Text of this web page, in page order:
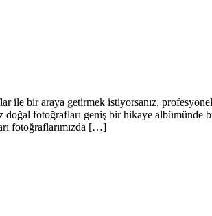
bir araya getirmek istiyorsanız,
fotoğrafları geniş bir hikaye
fotoğraflarımızda […]